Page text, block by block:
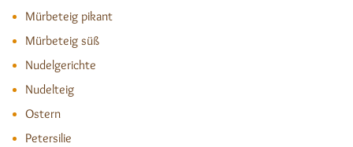
Mürbeteig pikant
Mürbeteig süß
Nudelgerichte
Nudelteig
Ostern
Petersilie